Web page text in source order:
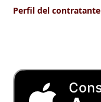
Perfil del contratante